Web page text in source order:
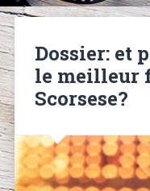
Dossier: et
le meilleur
Scorsese?